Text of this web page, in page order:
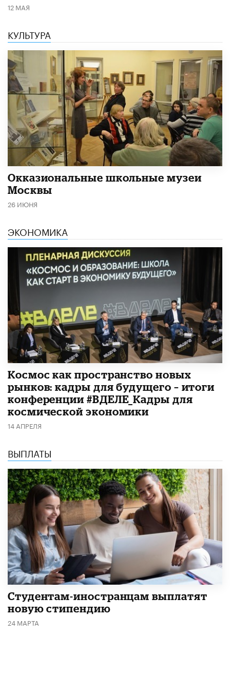
12 МАЯ
КУЛЬТУРА
​Окказиональные школьные музеи
Москвы
26 ИЮНЯ
ЭКОНОМИКА
Космос как пространство новых
рынков: кадры для будущего – итоги
конференции #ВДЕЛЕ_Кадры для
космической экономики
14 АПРЕЛЯ
ВЫПЛАТЫ
Студентам-иностранцам выплатят
новую стипендию
24 МАРТА